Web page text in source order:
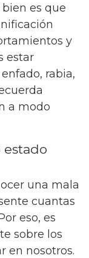
es que
y
estar
rabia,
a modo
estado
una mala
cuantas
eso, es
sobre los
en nosotros.